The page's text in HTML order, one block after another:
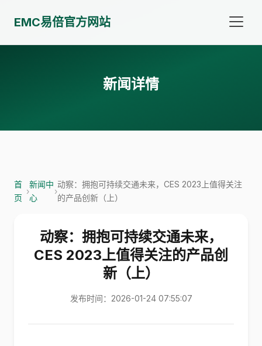
EMC易倍官方网站
新闻详情
首
页
›
新闻中
心
›
动察：拥抱可持续交通未来，CES 2023上值得关注
的产品创新（上）
动察：拥抱可持续交通未来，
CES 2023上值得关注的产品创
新（上）
发布时间：2026-01-24 07:55:07